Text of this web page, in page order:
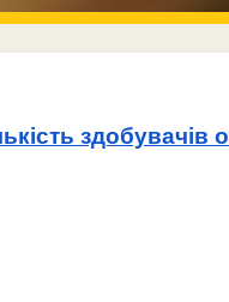
здобувачів